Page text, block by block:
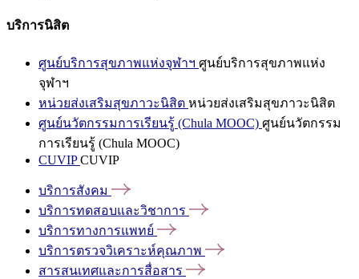
บริการนิสิต
ศูนย์บริการสุขภาพแห่งจุฬาฯ ศูนย์บริการสุขภาพแห่ง
จุฬาฯ
หน่วยส่งเสริมสุขภาวะนิสิต หน่วยส่งเสริมสุขภาวะนิสิต
ศูนย์นวัตกรรมการเรียนรู้ (Chula MOOC) ศูนย์นวัตกรรม
การเรียนรู้ (Chula MOOC)
CUVIPCUVIP
บริการสังคม
บริการทดสอบและวิชาการ
บริการทางการแพทย์
บริการตรวจวิเคราะห์คุณภาพ
สารสนเทศและการสื่อสาร